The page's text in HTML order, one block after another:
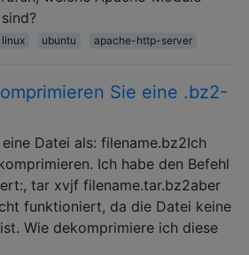
linux ubuntu apache-http-server
Sie eine .bz2-
Datei als: filename.bz2Ich
Ich habe den Befehl
tar xvjf filename.tar.bz2aber
funktioniert, da die Datei keine
Wie dekomprimiere ich diese